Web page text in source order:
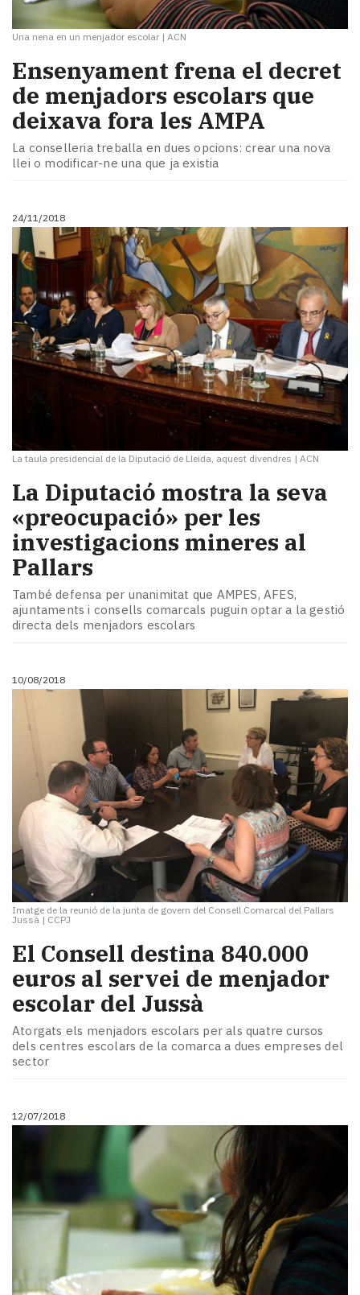
Una nena en un menjador escolar | ACN
Ensenyament frena el decret
de menjadors escolars que
deixava fora les AMPA
La conselleria treballa en dues opcions: crear una nova
llei o modificar-ne una que ja existia
24/11/2018
La taula presidencial de la Diputació de Lleida, aquest divendres | ACN
La Diputació mostra la seva
«preocupació» per les
investigacions mineres al
Pallars
També defensa per unanimitat que AMPES, AFES,
ajuntaments i consells comarcals puguin optar a la gestió
directa dels menjadors escolars
10/08/2018
Imatge de la reunió de la junta de govern del Consell Comarcal del Pallars
Jussà | CCPJ
El Consell destina 840.000
euros al servei de menjador
escolar del Jussà
Atorgats els menjadors escolars per als quatre cursos
dels centres escolars de la comarca a dues empreses del
sector
12/07/2018